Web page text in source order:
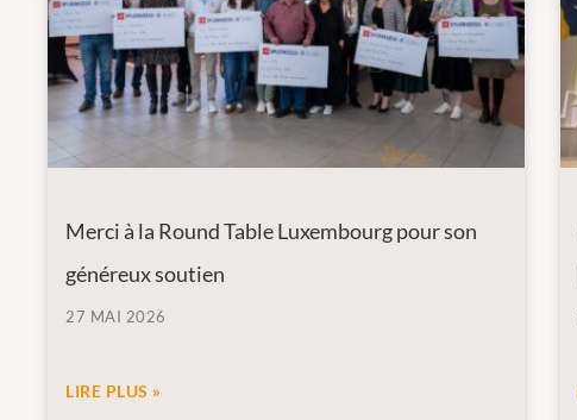
Merci à la Round Table Luxembourg pour son
généreux soutien
27 MAI 2026
LIRE PLUS »